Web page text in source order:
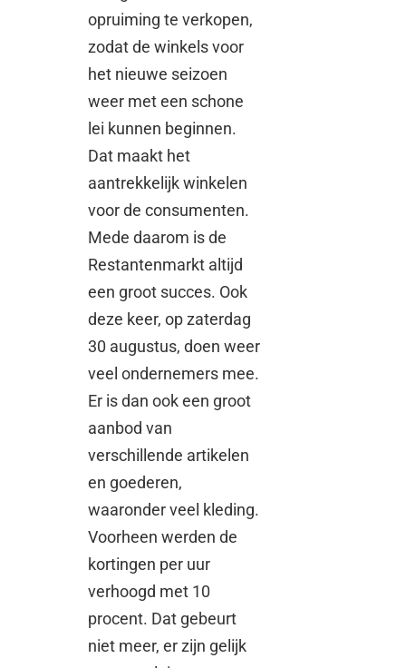
opruiming te verkopen,
zodat de winkels voor
het nieuwe seizoen
weer met een schone
lei kunnen beginnen.
Dat maakt het
aantrekkelijk winkelen
voor de consumenten.
Mede daarom is de
Restantenmarkt altijd
een groot succes. Ook
deze keer, op zaterdag
30 augustus, doen weer
veel ondernemers mee.
Er is dan ook een groot
aanbod van
verschillende artikelen
en goederen,
waaronder veel kleding.
Voorheen werden de
kortingen per uur
verhoogd met 10
procent. Dat gebeurt
niet meer, er zijn gelijk